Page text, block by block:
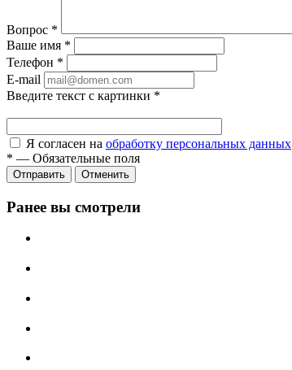
Вопрос *
Ваше имя *
Телефон *
E-mail
Введите текст с картинки *
Я согласен на обработку персональных данных
* — Обязательные поля
Отправить Отменить
Ранее вы смотрели